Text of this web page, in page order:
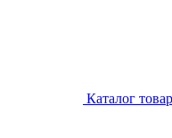
Каталог